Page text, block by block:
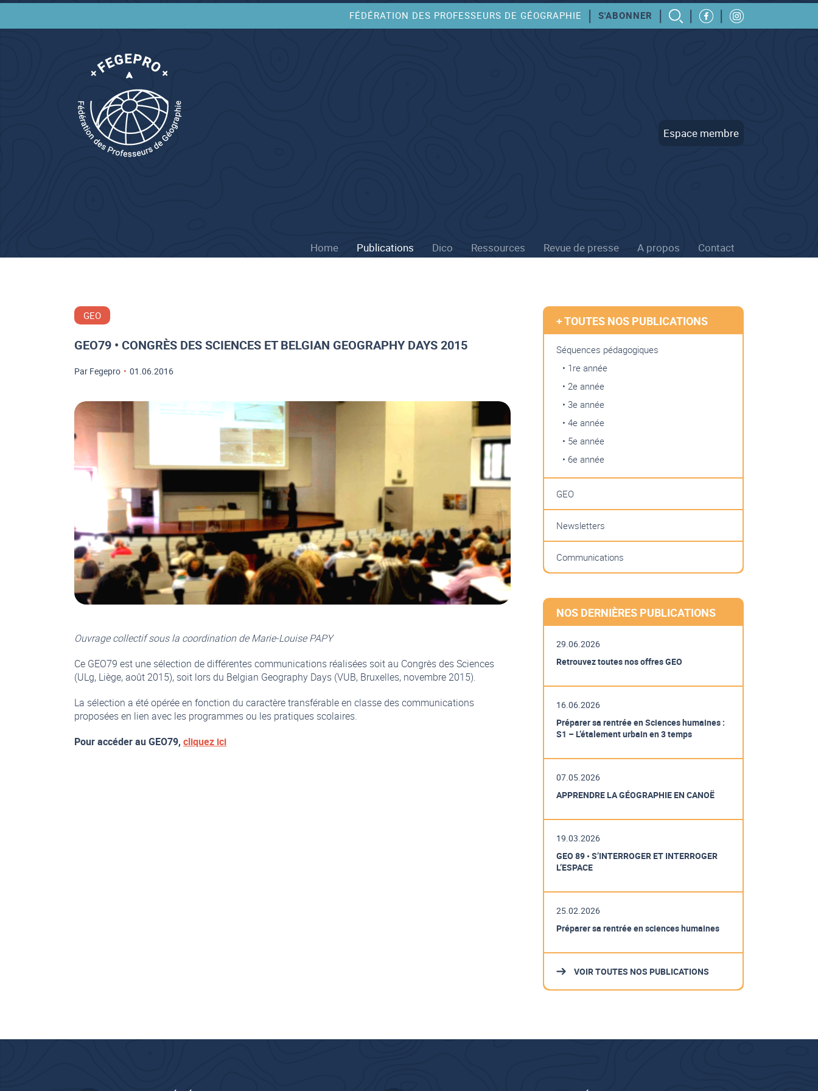
FÉDÉRATION DES PROFESSEURS DE GÉOGRAPHIE | S'ABONNER | | |
Espace membre
Home Publications Dico Ressources Revue de presse A propos Contact
GEO
GEO79 • CONGRÈS DES SCIENCES ET BELGIAN GEOGRAPHY DAYS 2015
Par Fegepro • 01.06.2016
Ouvrage collectif sous la coordination de Marie-Louise PAPY
Ce GEO79 est une sélection de différentes communications réalisées soit au Congrès des Sciences
(ULg, Liège, août 2015), soit lors du Belgian Geography Days (VUB, Bruxelles, novembre 2015).
La sélection a été opérée en fonction du caractère transférable en classe des communications
proposées en lien avec les programmes ou les pratiques scolaires.
Pour accéder au GEO79, cliquez ici
+ TOUTES NOS PUBLICATIONS
Séquences pédagogiques
• 1re année
• 2e année
• 3e année
• 4e année
• 5e année
• 6e année
GEO
Newsletters
Communications
NOS DERNIÈRES PUBLICATIONS
29.06.2026
Retrouvez toutes nos offres GEO
16.06.2026
Préparer sa rentrée en Sciences humaines :
S1 – L’étalement urbain en 3 temps
07.05.2026
APPRENDRE LA GÉOGRAPHIE EN CANOË
19.03.2026
GEO 89 • S’INTERROGER ET INTERROGER
L’ESPACE
25.02.2026
Préparer sa rentrée en sciences humaines
VOIR TOUTES NOS PUBLICATIONS